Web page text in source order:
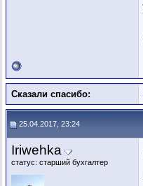
Сказали спасибо:
25.04.2017, 23:24
Iriwehka
статус: старший бухгалтер